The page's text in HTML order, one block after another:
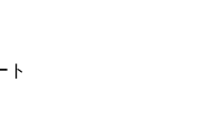
ト